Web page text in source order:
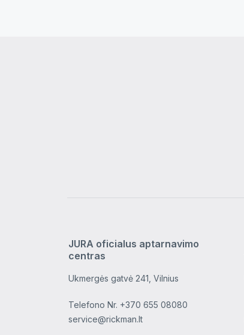
JURA oficialus aptarnavimo
centras
Ukmergės gatvė 241, Vilnius
Telefono Nr. +370 655 08080
service@rickman.lt